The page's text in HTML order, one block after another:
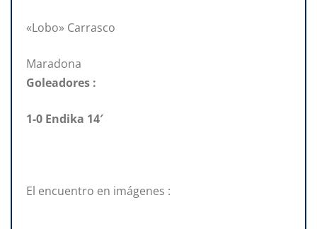
«Lobo» Carrasco
Maradona
Goleadores :
1-0 Endika 14′
El encuentro en imágenes :